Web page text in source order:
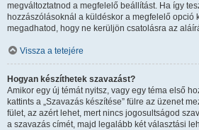
megváltoztatnod a megfelelő beállítást. Ha így
hozzászólásoknál a küldéskor a megfelelő opció
megadhatod, hogy ne kerüljön csatolásra az
Vissza a tetejére
Hogyan készíthetek szavazást?
Amikor egy új témát nyitsz, vagy egy téma első
kattints a „Szavazás készítése” fülre az üzenet
fület, az azért lehet, mert nincs jogosultságod
a szavazás címét, majd legalább két választási